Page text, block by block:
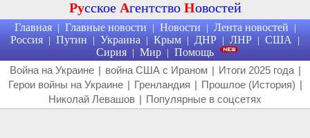
Русское Агентство Новостей
Главная | Главные новости | Новости | Лента новостей |
Россия | Путин | Украина | Крым | ДНР | ЛНР | США |
Сирия | Мир | Помощь
Война на Украине | война США с Ираном | Итоги 2025 года |
Герои войны на Украине | Гренландия | Прошлое (История) |
Николай Левашов | Популярные в соцсетях